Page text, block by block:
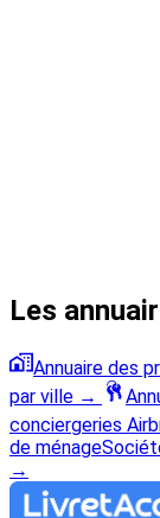
Les
Annuaire des
par ville →
conciergeries
de ménage
→